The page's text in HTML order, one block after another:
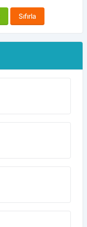
Sıfırla